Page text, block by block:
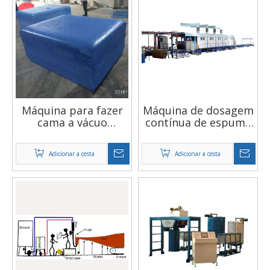
Máquina para fazer
cama a vácuo
equipamento de
economia de
produtos químicos
Adicionar a cesta
Máquina de dosagem
contínua de espuma
Adicionar a cesta